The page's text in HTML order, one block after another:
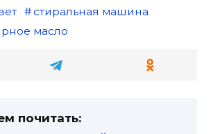
стиральная машина
масло
почитать: